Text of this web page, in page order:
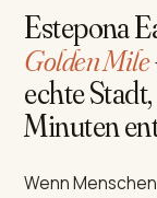
Estepona
Golden Mile
echte
Minuten
Wenn